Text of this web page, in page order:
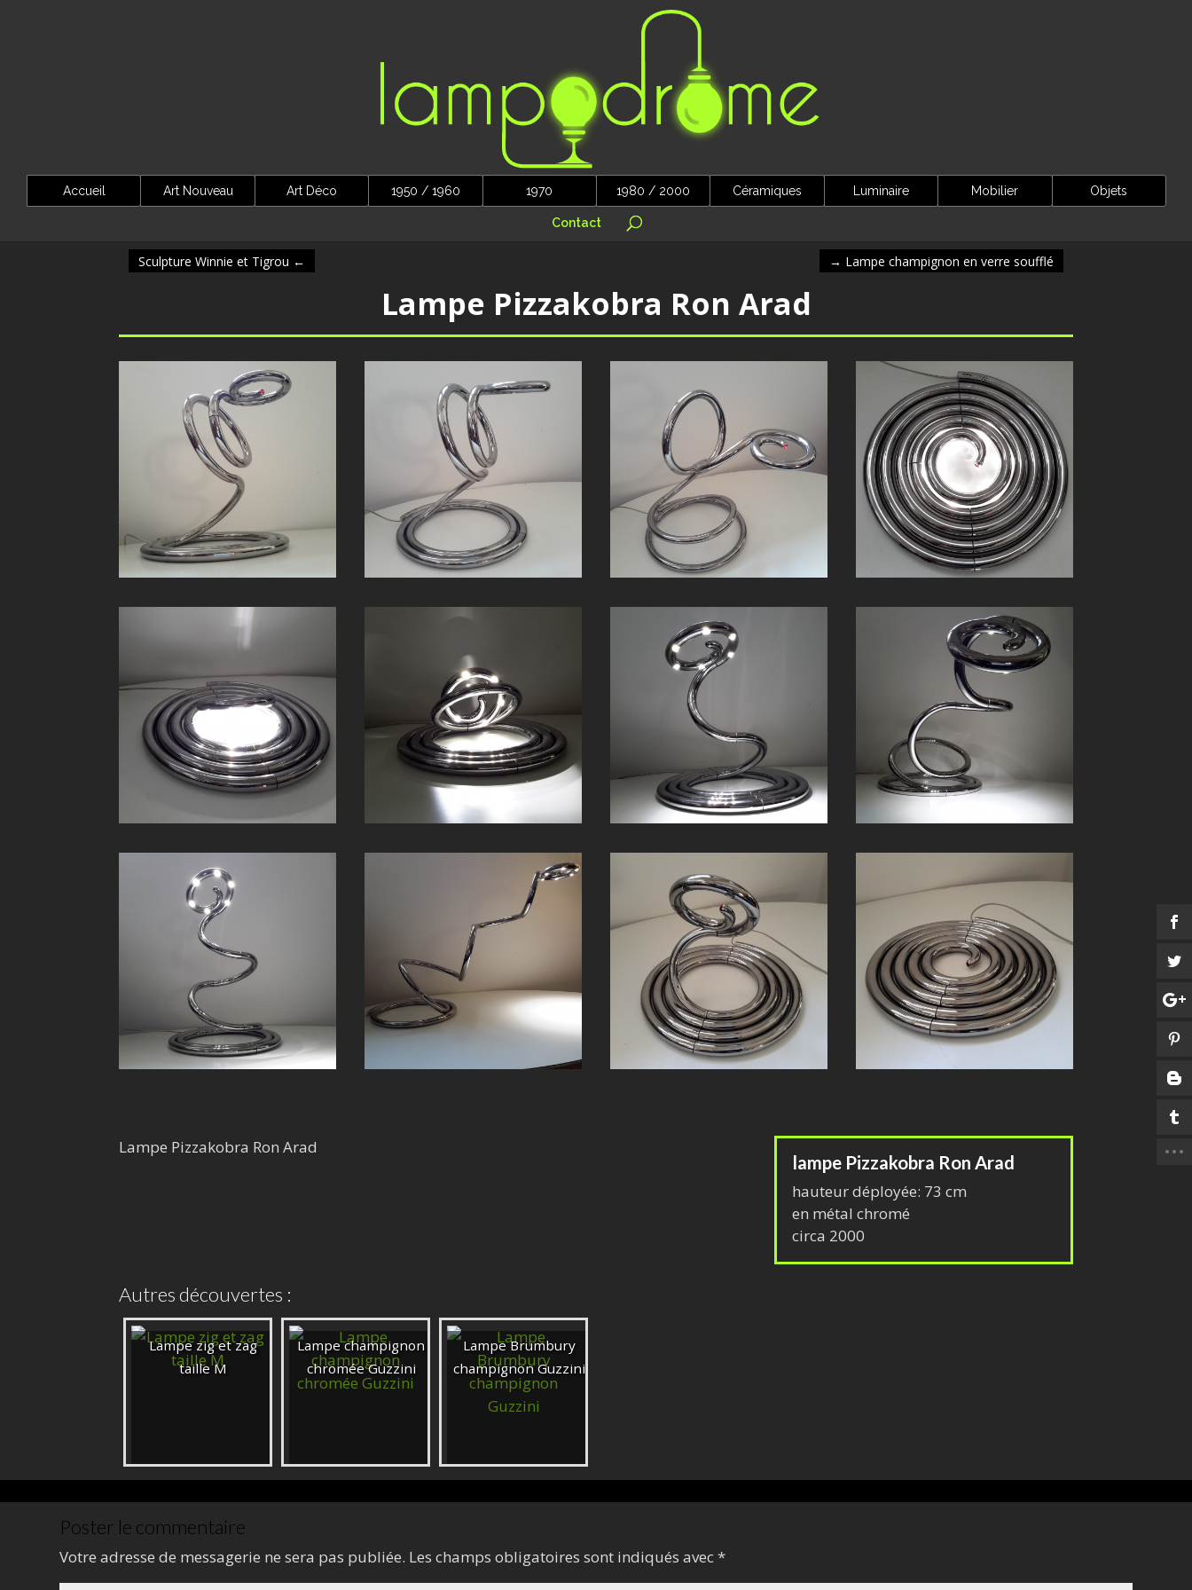
Accueil Art Nouveau Art Déco 1950 / 1960 1970 1980 / 2000 Céramiques Luminaire Mobilier Objets
Contact
Sculpture Winnie et Tigrou ← → Lampe champignon en verre soufflé
Lampe Pizzakobra Ron Arad
Lampe Pizzakobra Ron Arad
lampe Pizzakobra Ron Arad
hauteur déployée: 73 cm
en métal chromé
circa 2000
Autres découvertes :
Lampe zig et zag
taille M
Lampe champignon
chromée Guzzini
Lampe Brumbury
champignon Guzzini
Poster le commentaire
Votre adresse de messagerie ne sera pas publiée. Les champs obligatoires sont indiqués avec*